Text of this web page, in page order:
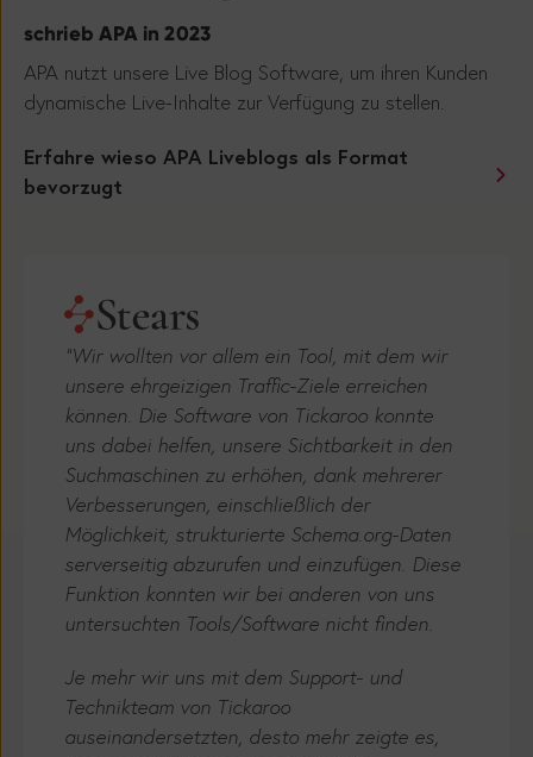
APA nutzt unsere Live Blog Software, um ihren Kunden
dynamische Live-Inhalte zur Verfügung zu stellen.
bevorzugt
"Wir wollten vor allem ein Tool, mit dem wir
unsere ehrgeizigen Traffic-Ziele erreichen
können. Die Software von Tickaroo konnte
uns dabei helfen, unsere Sichtbarkeit in den
Suchmaschinen zu erhöhen, dank mehrerer
Verbesserungen, einschließlich der
Möglichkeit, strukturierte Schema.org-Daten
serverseitig abzurufen und einzufügen. Diese
Funktion konnten wir bei anderen von uns
untersuchten Tools/Software nicht finden.
Technikteam von Tickaroo
auseinandersetzten, desto mehr zeigte es,
dass es wirklich an unserem Erfolg